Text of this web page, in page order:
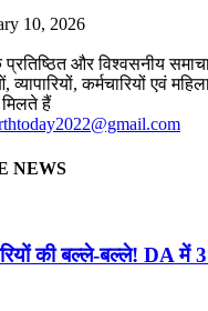
10, 2026
और विश्वसनीय
व्यापारियों, कर्मचारियों एवं
मिलते हैं
NEWS
की बल्ले-बल्ले! DA में